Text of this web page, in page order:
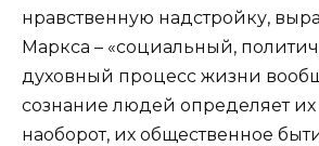
нравственную надстройку,
Маркса – «социальный,
духовный процесс жизни
сознание людей определяет их
наоборот, их общественное